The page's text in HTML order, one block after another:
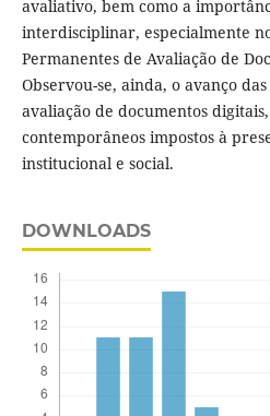
avaliativo, bem como a
interdisciplinar, especialmente
Permanentes de Avaliação de
Observou-se, ainda, o avanço
avaliação de documentos
contemporâneos impostos à
institucional e social.
DOWNLOADS